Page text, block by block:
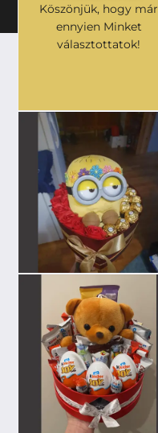
Köszönjük, hogy már
ennyien Minket
választottatok!